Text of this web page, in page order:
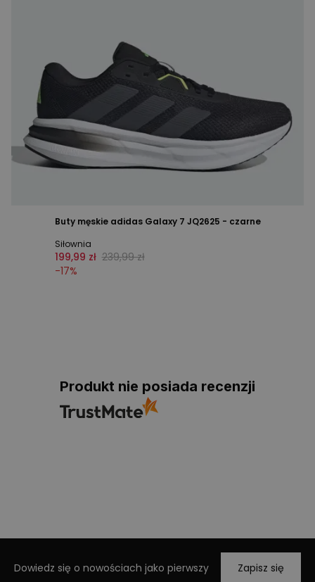
Buty męskie adidas Galaxy 7 JQ2625 - czarne
Siłownia
199,99 zł 239,99 zł
-17%
Produkt nie posiada recenzji
Dowiedz się o nowościach jako pierwszy Zapisz się